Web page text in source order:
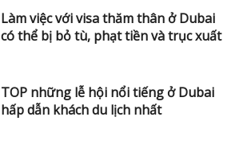
Làm việc với visa thăm thân ở Dubai
có thể bị bỏ tù, phạt tiền và trục xuất
TOP những lễ hội nổi tiếng ở Dubai
hấp dẫn khách du lịch nhất